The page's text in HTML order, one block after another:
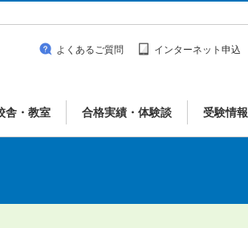
舎・教室 合格実績・体験談 受験情報
よくあるご質問 インターネット申込